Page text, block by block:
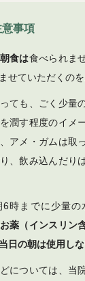
事項
食は食べられま
せていただくのを
ても、ごく少量
潤す程度のイメ
アメ・ガムは取
、飲み込んだり
6時までに少量の
薬（インスリン
日の朝は使用し
については、当